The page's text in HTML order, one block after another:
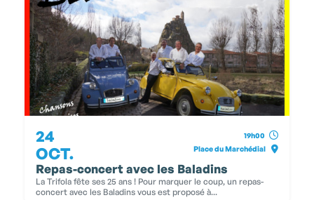
24
OCT.
19h00
Place du Marchédial
Repas-concert avec les Baladins
La Trifola fête ses 25 ans ! Pour marquer le coup, un repas-
concert avec les Baladins vous est proposé à...